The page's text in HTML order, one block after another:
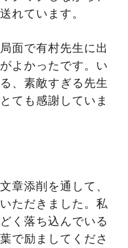
れています。
面で有村先生に出
よかったです。い
、素敵すぎる先生
ても感謝していま
章添削を通して、
ただきました。私
く落ち込んでいる
で励ましてくださ